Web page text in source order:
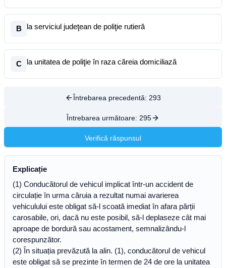
B la serviciul judeţean de poliţie rutieră
C la unitatea de poliţie în raza căreia domiciliază
Întrebarea precedentă: 293
Întrebarea următoare: 295
Verifică răspunsul
Explicație
(1) Conducătorul de vehicul implicat într-un accident de
circulație în urma căruia a rezultat numai avarierea
vehiculului este obligat să-l scoată imediat în afara părții
carosabile, ori, dacă nu este posibil, să-l deplaseze cât mai
aproape de bordură sau acostament, semnalizându-l
corespunzător.
(2) În situația prevăzută la alin. (1), conducătorul de vehicul
este obligat să se prezinte în termen de 24 de ore la unitatea